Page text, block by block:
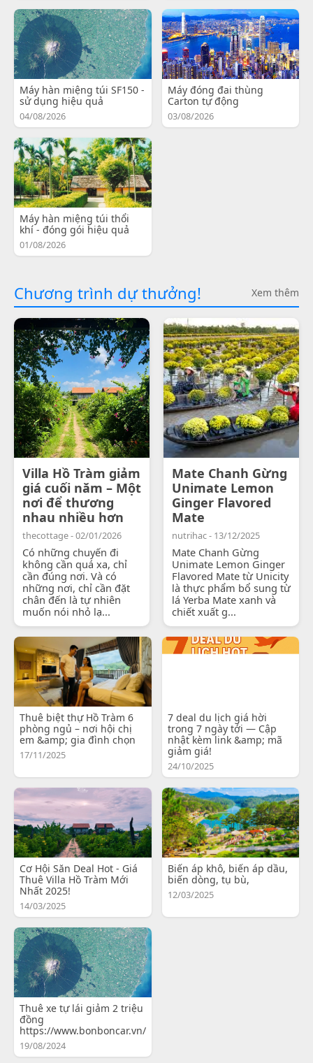
Máy hàn miệng túi SF150 -
sử dụng hiệu quả
04/08/2026
Máy đóng đai thùng
Carton tự động
03/08/2026
Máy hàn miệng túi thổi
khí - đóng gói hiệu quả
01/08/2026
Chương trình dự thưởng! Xem thêm
Villa Hồ Tràm giảm
giá cuối năm – Một
nơi để thương
nhau nhiều hơn
thecottage - 02/01/2026
Có những chuyến đi
không cần quá xa, chỉ
cần đúng nơi. Và có
những nơi, chỉ cần đặt
chân đến là tự nhiên
muốn nói nhỏ lạ...
Mate Chanh Gừng
Unimate Lemon
Ginger Flavored
Mate
nutrihac - 13/12/2025
Mate Chanh Gừng
Unimate Lemon Ginger
Flavored Mate từ Unicity
là thực phẩm bổ sung từ
lá Yerba Mate xanh và
chiết xuất g...
Thuê biệt thự Hồ Tràm 6
phòng ngủ – nơi hội chị
em &amp; gia đình chọn
17/11/2025
7 deal du lịch giá hời
trong 7 ngày tới — Cập
nhật kèm link &amp; mã
giảm giá!
24/10/2025
Cơ Hội Săn Deal Hot - Giá
Thuê Villa Hồ Tràm Mới
Nhất 2025!
14/03/2025
Biến áp khô, biến áp dầu,
biến dòng, tụ bù,
12/03/2025
Thuê xe tự lái giảm 2 triệu
đồng
https://www.bonboncar.vn/
19/08/2024